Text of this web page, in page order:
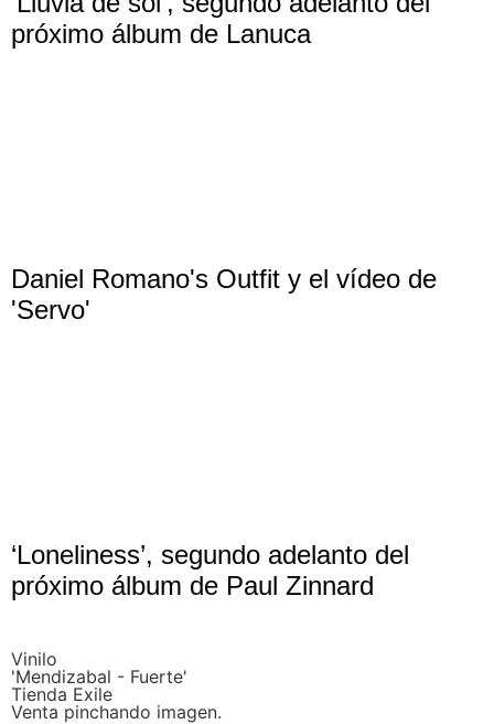
próximo álbum de Lanuca
Daniel Romano's Outfit y el vídeo de
'Servo'
‘Loneliness’, segundo adelanto del
próximo álbum de Paul Zinnard
Vinilo
'Mendizabal - Fuerte'
Tienda Exile
Venta pinchando imagen.